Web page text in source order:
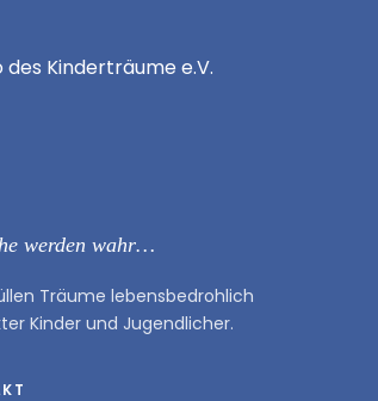
werden wahr…
Träume lebensbedrohlich
Kinder und Jugendlicher.